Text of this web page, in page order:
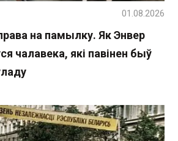
на памылку. Як Энвер
чалавека, які павінен быў
01.08.2026